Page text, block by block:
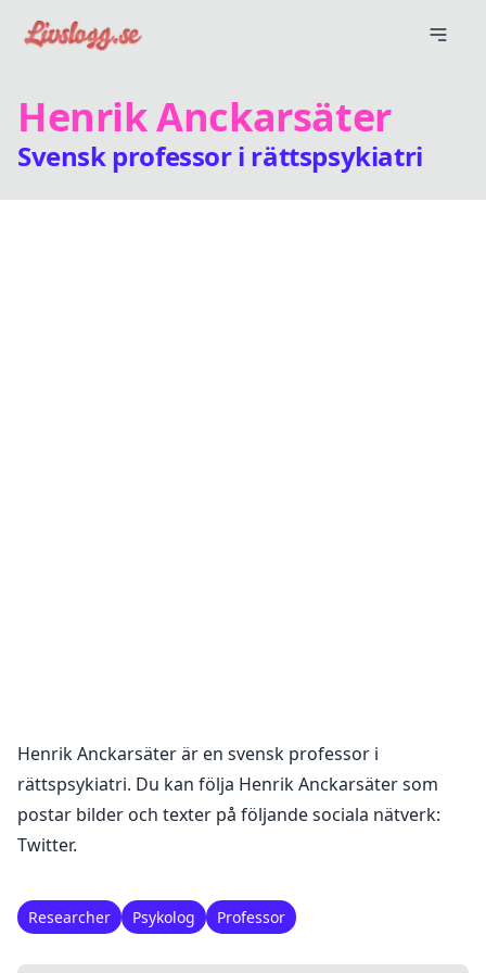
Henrik Anckarsäter
Svensk professor i rättspsykiatri
Henrik Anckarsäterär en svensk professor i
rättspsykiatri. Du kan följa Henrik Anckarsätersom
postar bilder och texter på följande sociala nätverk:
Twitter.
Researcher Psykolog Professor